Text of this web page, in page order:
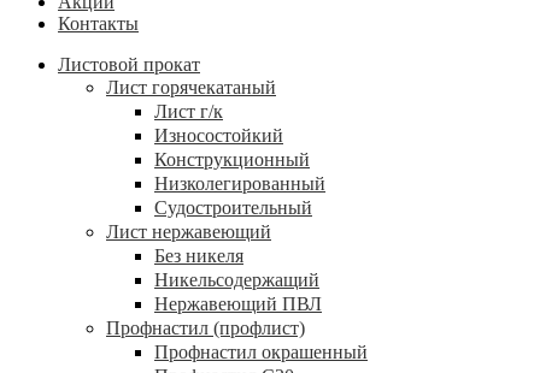
Контакты
Листовой прокат
Лист горячекатаный
Лист г/к
Износостойкий
Конструкционный
Низколегированный
Судостроительный
Лист нержавеющий
Без никеля
Никельсодержащий
Нержавеющий ПВЛ
Профнастил (профлист)
Профнастил окрашенный